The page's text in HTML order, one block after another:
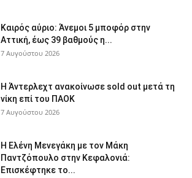
Καιρός αύριο: Άνεμοι 5 μποφόρ στην
Αττική, έως 39 βαθμούς η...
7 Αυγούστου 2026
Η Άντερλεχτ ανακοίνωσε sold out μετά τη
νίκη επί του ΠΑΟΚ
7 Αυγούστου 2026
Η Ελένη Μενεγάκη με τον Μάκη
Παντζόπουλο στην Κεφαλονιά:
Επισκέφτηκε το...